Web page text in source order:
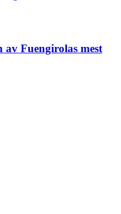
av Fuengirolas mest